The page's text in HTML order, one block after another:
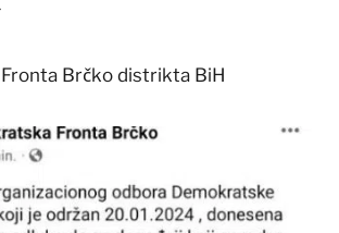
Brčko distrikta BiH